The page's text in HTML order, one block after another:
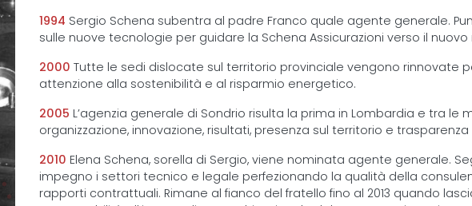
1994 Sergio Schena subentra al padre Franco quale agente generale.
sulle nuove tecnologie per guidare la Schena Assicurazioni verso il nuovo
2000 Tutte le sedi dislocate sul territorio provinciale vengono rinnovate
attenzione alla sostenibilità e al risparmio energetico.
2005 L’agenzia generale di Sondrio risulta la prima in Lombardia e tra le
organizzazione, innovazione, risultati, presenza sul territorio e
2010 Elena Schena, sorella di Sergio, viene nominata agente generale.
impegno i settori tecnico e legale perfezionando la qualità della
rapporti contrattuali. Rimane al fianco del fratello fino al 2013 quando